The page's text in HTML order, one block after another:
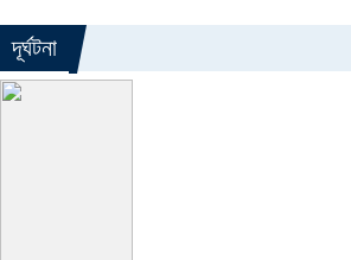
দূর্ঘটনা